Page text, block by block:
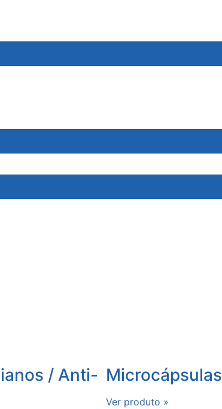
/ Anti- Microcápsulas
Ver produto »